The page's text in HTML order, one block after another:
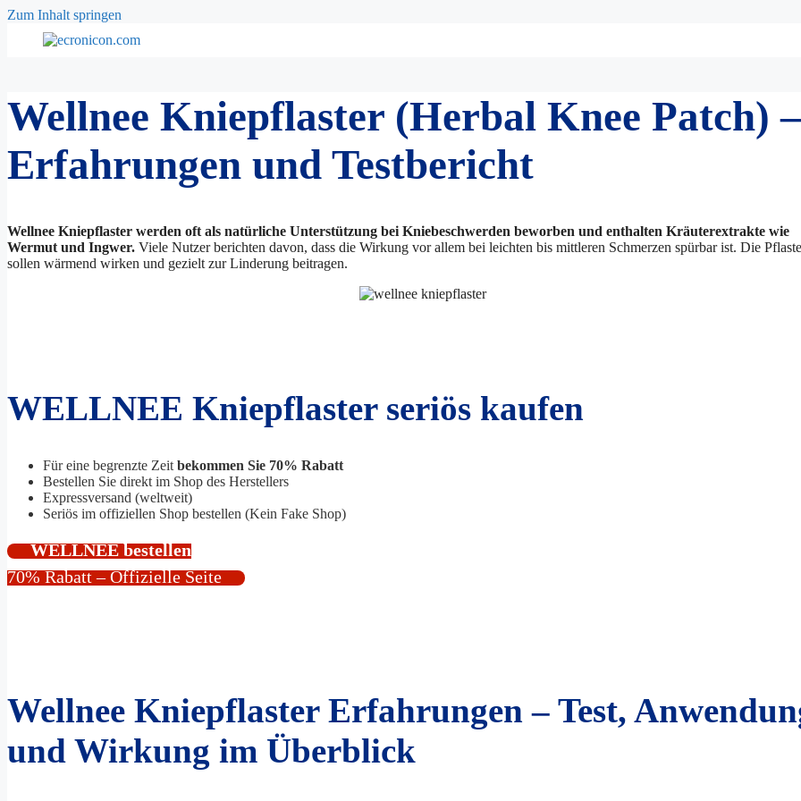
Zum Inhalt springen
Wellnee Kniepflaster (Herbal Knee Patch) –
Erfahrungen und Testbericht
Wellnee Kniepflaster werden oft als natürliche Unterstützung bei Kniebeschwerden beworben und enthalten Kräuterextrakte wie
Wermut und Ingwer. Viele Nutzer berichten davon, dass die Wirkung vor allem bei leichten bis mittleren Schmerzen spürbar ist. Die
sollen wärmend wirken und gezielt zur Linderung beitragen.
WELLNEE Kniepflaster seriös kaufen
Für eine begrenzte Zeit bekommen Sie 70% Rabatt
Bestellen Sie direkt im Shop des Herstellers
Expressversand (weltweit)
Seriös im offiziellen Shop bestellen (Kein Fake Shop)
WELLNEE bestellen
70% Rabatt – Offizielle Seite
Wellnee Kniepflaster Erfahrungen – Test,
und Wirkung im Überblick